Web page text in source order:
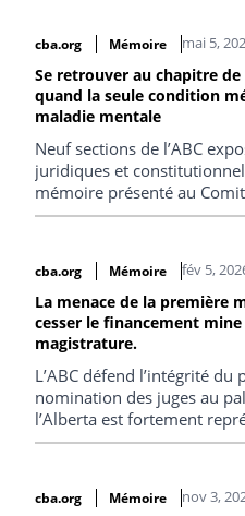
cba.org Mémoire mai 5,
Se retrouver au chapitre
quand la seule condition
maladie mentale
Neuf sections de l’ABC
juridiques et
mémoire présenté au
médicale à mourir du
cba.org Mémoire fév 5,
La menace de la première
cesser le financement mine
magistrature.
L’ABC défend l’intégrité
nomination des juges au
l’Alberta est fortement
également à la menace de
demandes de la première
soulignant les difficultés
cba.org Mémoire nov 3,